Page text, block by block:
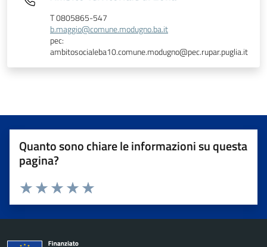
T 0805865-547
b.maggio@comune.modugno.ba.it
pec:
ambitosocialeba10.comune.modugno@pec.rupar.puglia.it
Quanto sono chiare le informazioni su questa
pagina?
Valuta da 1 a 5 stelle la pagina
Valuta 5 stelle su 5
Valuta 4 stelle su 5
Valuta 3 stelle su 5
Valuta 2 stelle su 5
Valuta 1 stelle su 5